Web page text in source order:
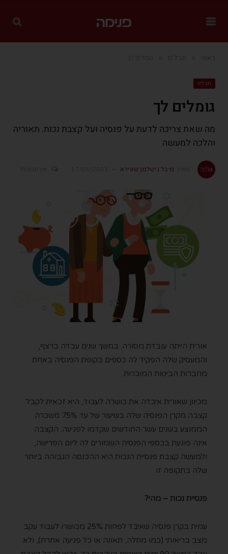
תכל'ס
גומלים לך
מה שאת צריכה לדעת על פנסיה ועל קצבת נכות. תאוריה
והלכה למעשה
מיכל גיטלמן־שפירא
אורית הייתה עובדת מסורה. במשך שנים עבדה ברצף,
והמעסיק שלה הפקיד לה כספים בקופת הפנסיה באחת
מחברות הביטוח המוכרות.
מכיוון שאורית איבדה את כושרה לעבוד, היא זכאית לקבל
קצבה מקרן הפנסיה שלה בשיעור של עד 75% משכרה
הממוצע בשנים עשר החודשים שקדמו לפגיעה. הקצבה
אינה פוגעת בכספי הפנסיה השמורים לה ליום הפרישה,
ולמעשה קצבת פנסיית הנכות היא ההכנסה הגבוהה ביותר
שלה בתקופה זו.
פנסיית נכות – מהי?
עמית בקרן פנסיה שאיבד לפחות 25% מכושרו לעבוד עקב
מצב בריאותי (כמו מחלה, תאונה או כל פגיעה אחרת), ולא